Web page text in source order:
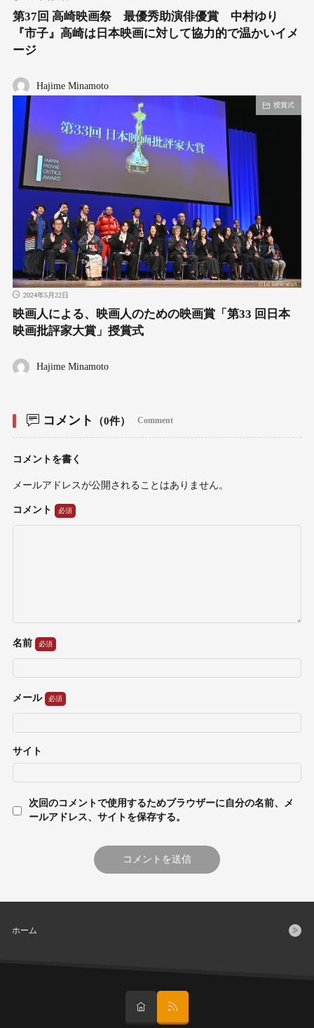
第37回 高崎映画祭 最優秀助演俳優賞 中村ゆり
『市子』高崎は日本映画に対して協力的で温かいイメ
ージ
Hajime Minamoto
授賞式
2024年5月22日
映画人による、映画人のための映画賞「第33 回日本
映画批評家大賞」授賞式
Hajime Minamoto
コメント （0件） Comment
コメントを書く
メールアドレスが公開されることはありません。
コメント
名前
メール
サイト
次回のコメントで使用するためブラウザーに自分の名前、メ
ールアドレス、サイトを保存する。
ホーム